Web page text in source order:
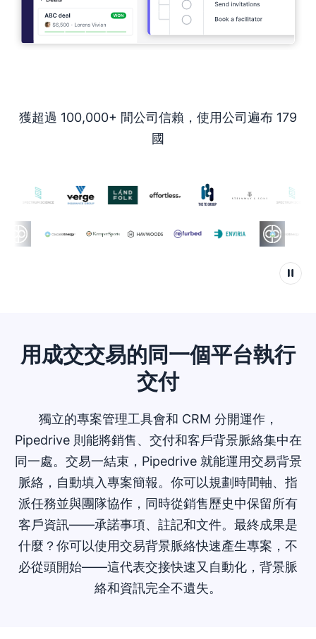
獲超過 100,000+ 間公司信賴，使用公司遍布 179
國
用成交交易的同一個平台執行
交付
獨立的專案管理工具會和 CRM 分開運作，
Pipedrive 則能將銷售、交付和客戶背景脈絡集中在
同一處。交易一結束，Pipedrive 就能運用交易背景
脈絡，自動填入專案簡報。你可以規劃時間軸、指
派任務並與團隊協作，同時從銷售歷史中保留所有
客戶資訊——承諾事項、註記和文件。最終成果是
什麼？你可以使用交易背景脈絡快速產生專案，不
必從頭開始——這代表交接快速又自動化，背景脈
絡和資訊完全不遺失。